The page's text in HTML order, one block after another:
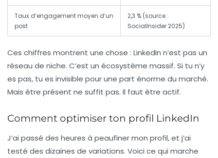
Taux d’engagement moyen d’un
post
2,3 % (source :
SocialInsider 2025)
Ces chiffres montrent une chose : LinkedIn n’est pas un
réseau de niche. C’est un écosystème massif. Si tu n’y
es pas, tu es invisible pour une part énorme du marché.
Mais être présent ne suffit pas. Il faut être actif.
Comment optimiser ton profil LinkedIn
J’ai passé des heures à peaufiner mon profil, et j’ai
testé des dizaines de variations. Voici ce qui marche